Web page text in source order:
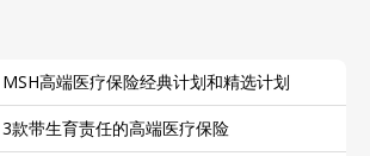
MSH高端医疗保险经典计划和精选计划
3款带生育责任的高端医疗保险